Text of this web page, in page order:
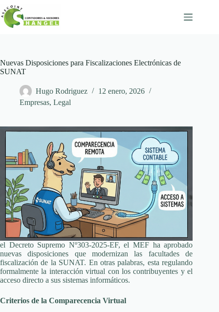
Skip
to
content
Nuevas Disposiciones para Fiscalizaciones Electrónicas de
SUNAT
Hugo Rodriguez
12 enero, 2026
Empresas, Legal
el Decreto Supremo Nº303-2025-EF, el MEF ha aprobado
nuevas disposiciones que modernizan las facultades de
fiscalización de la SUNAT. En otras palabras, esta regulando
formalmente la interacción virtual con los contribuyentes y el
acceso directo a sus sistemas informáticos.
Criterios de la Comparecencia Virtual